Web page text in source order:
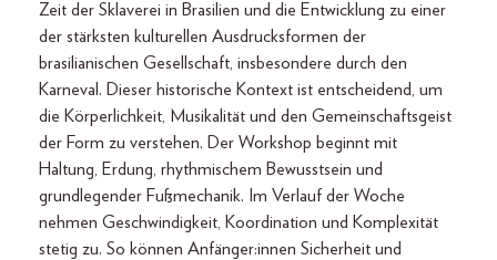
Zeit der Sklaverei in Brasilien und die Entwicklung zu einer
der stärksten kulturellen Ausdrucksformen der
brasilianischen Gesellschaft, insbesondere durch den
Karneval. Dieser historische Kontext ist entscheidend, um
die Körperlichkeit, Musikalität und den Gemeinschaftsgeist
der Form zu verstehen. Der Workshop beginnt mit
Haltung, Erdung, rhythmischem Bewusstsein und
grundlegender Fußmechanik. Im Verlauf der Woche
nehmen Geschwindigkeit, Koordination und Komplexität
stetig zu. So können Anfänger:innen Sicherheit und